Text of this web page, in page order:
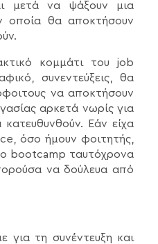
μετά να ψάξουν μια
οποία θα αποκτήσουν
κομμάτι του job
συνεντεύξεις, θα
να αποκτήσουν
αρκετά νωρίς για
Εάν είχα
όσο ήμουν φοιτητής,
bootcamp ταυτόχρονα
να δούλευα από
για τη συνέντευξη και